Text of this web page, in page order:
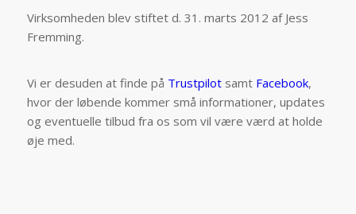
Virksomheden blev stiftet d. 31. marts 2012 af Jess
Fremming.
Vi er desuden at finde på Trustpilotsamt Facebook,
hvor der løbende kommer små informationer, updates
og eventuelle tilbud fra os som vil være værd at holde
øje med.